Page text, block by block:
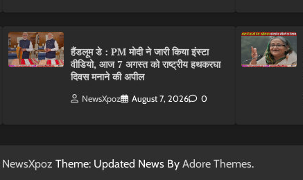
हैंडलूम डे : PM मोदी ने जारी किया इंस्टा
वीडियो, आज 7 अगस्त को राष्ट्रीय हथकरघा
दिवस मनाने की अपील
NewsXpoz August 7, 2026 0
NewsXpoz Theme: Updated News By Adore Themes.